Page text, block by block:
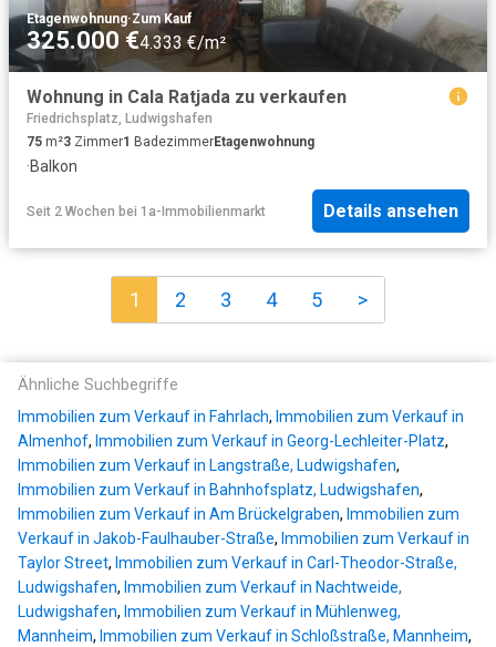
Etagenwohnung·Zum Kauf
325.000 €4.333 €/m²
Wohnung in Cala Ratjada zu verkaufen
Friedrichsplatz, Ludwigshafen
75 m²3 Zimmer1 BadezimmerEtagenwohnung
·Balkon
Seit 2 Wochen bei 1a-Immobilienmarkt Details ansehen
1 2 3 4 5 >
Ähnliche Suchbegriffe
Immobilien zum Verkauf in Fahrlach, Immobilien zum Verkauf in
Almenhof, Immobilien zum Verkauf in Georg-Lechleiter-Platz,
Immobilien zum Verkauf in Langstraße, Ludwigshafen,
Immobilien zum Verkauf in Bahnhofsplatz, Ludwigshafen,
Immobilien zum Verkauf in Am Brückelgraben, Immobilien zum
Verkauf in Jakob-Faulhauber-Straße, Immobilien zum Verkauf in
Taylor Street, Immobilien zum Verkauf in Carl-Theodor-Straße,
Ludwigshafen, Immobilien zum Verkauf in Nachtweide,
Ludwigshafen, Immobilien zum Verkauf in Mühlenweg,
Mannheim, Immobilien zum Verkauf in Schloßstraße, Mannheim,